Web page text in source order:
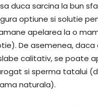
duca sarcina la bun
optiune si solutie
apelarea la o
De asemenea, daca
calitativ, se poate
si sperma tatalui
naturala).